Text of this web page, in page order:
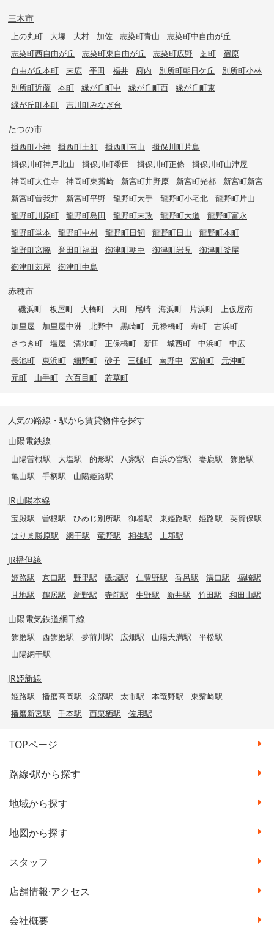
三木市
上の丸町 大塚 大村 加佐 志染町青山
志染町中自由が丘
志染町西自由が丘
志染町東自由が丘 志染町広野 芝町
宿原
自由が丘本町
末広 平田 福井 府内 別所町朝日ケ丘
別所町小林
別所町近藤
本町 緑が丘町中 緑が丘町西
緑が丘町東
緑が丘町本町
吉川町みなぎ台
たつの市
揖西町小神 揖西町土師 揖西町南山
揖保川町片島
揖保川町神戸北山
揖保川町黍田 揖保川町正條
揖保川町山津屋
神岡町大住寺
神岡町東觜崎 新宮町井野原 新宮町光都
新宮町新宮
新宮町曽我井
新宮町平野 龍野町大手 龍野町小宅北
龍野町片山
龍野町川原町
龍野町島田 龍野町末政 龍野町大道
龍野町富永
龍野町堂本
龍野町中村 龍野町日飼 龍野町日山
龍野町本町
龍野町宮脇
誉田町福田 御津町朝臣 御津町岩見
御津町釜屋
御津町苅屋
御津町中島
赤穂市
磯浜町 板屋町 大橋町 大町 尾崎 海浜町 片浜町
上仮屋南
加里屋
加里屋中洲 北野中 黒崎町 元禄橋町 寿町
古浜町
さつき町
塩屋 清水町 正保橋町 新田 城西町 中浜町
中広
長池町
東浜町 細野町 砂子 三樋町 南野中 宮前町
元沖町
元町
山手町 六百目町 若草町
人気の路線・駅から賃貸物件を探す
山陽電鉄線
山陽曽根駅 大塩駅 的形駅 八家駅 白浜の宮駅 妻鹿駅
飾磨駅
亀山駅
手柄駅 山陽姫路駅
JR山陽本線
宝殿駅 曽根駅 ひめじ別所駅 御着駅 東姫路駅 姫路駅
英賀保駅
はりま勝原駅
網干駅 竜野駅 相生駅 上郡駅
JR播但線
姫路駅 京口駅 野里駅 砥堀駅 仁豊野駅 香呂駅 溝口駅
福崎駅
甘地駅
鶴居駅 新野駅 寺前駅 生野駅 新井駅 竹田駅 和田山駅
山陽電気鉄道網干線
飾磨駅 西飾磨駅 夢前川駅 広畑駅 山陽天満駅
平松駅
山陽網干駅
JR姫新線
姫路駅 播磨高岡駅 余部駅 太市駅 本竜野駅
東觜崎駅
播磨新宮駅
千本駅 西栗栖駅 佐用駅
TOPページ
路線·駅から探す
地域から探す
地図から探す
スタッフ
店舗情報·アクセス
会社概要